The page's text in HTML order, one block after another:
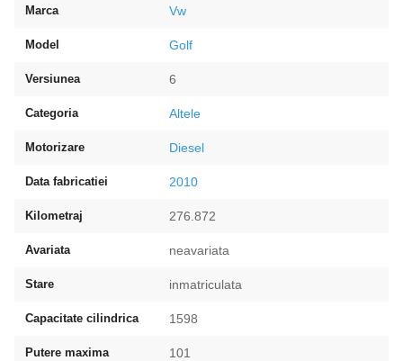
Marca Vw
Model Golf
Versiunea 6
Categoria Altele
Motorizare Diesel
Data fabricatiei 2010
Kilometraj 276.872
Avariata neavariata
Stare inmatriculata
Capacitate cilindrica 1598
Putere maxima 101